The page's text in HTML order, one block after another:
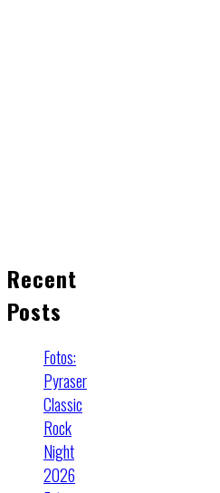
Recent
Posts
Fotos:
Pyraser
Classic
Rock
Night
2026